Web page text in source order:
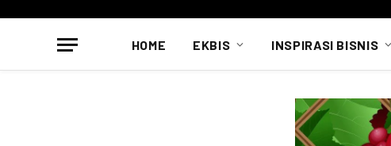
HOME EKBIS INSPIRASI BISNIS